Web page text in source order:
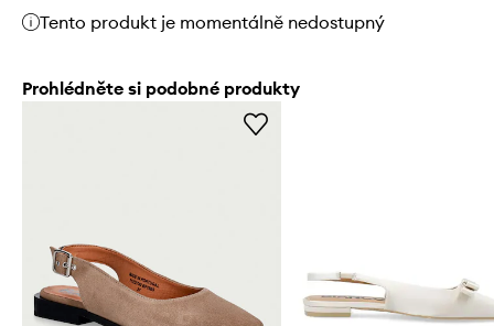
Tento produkt je momentálně nedostupný
Prohlédněte si podobné produkty